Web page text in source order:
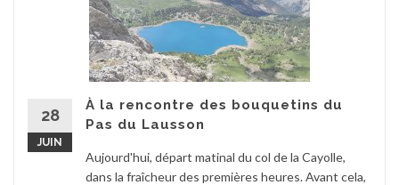
28
JUIN
À la rencontre des bouquetins du
Pas du Lausson
Aujourd'hui, départ matinal du col de la Cayolle,
dans la fraîcheur des premières heures. Avant cela,